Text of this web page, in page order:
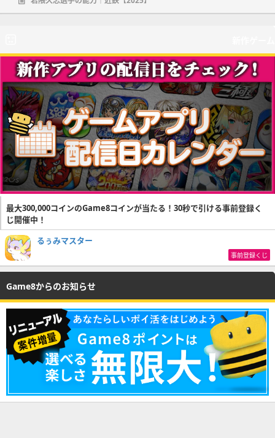
最大300,000コインのGame8コインが当たる！30秒で引ける事前登録く
じ開催中！
るぅみマスター
事前登録くじ
Game8からのお知らせ